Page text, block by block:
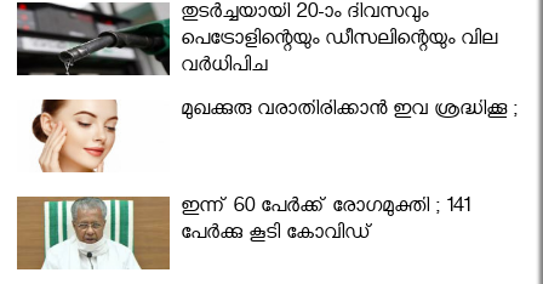
തുടർച്ചയായി 20-ാം ദിവസവും
പെട്രോളിന്റെയും ഡീസലിന്റെയും വില
വര്‍ധിപ്പിച്ചു
മുഖക്കുരു വരാതിരിക്കാന്‍ ഇവ ശ്രദ്ധിക്കൂ ;
ഇന്ന് 60 പേർക്ക് രോഗമുക്തി ; 141
പേര്‍ക്കു കൂടി കോവിഡ്